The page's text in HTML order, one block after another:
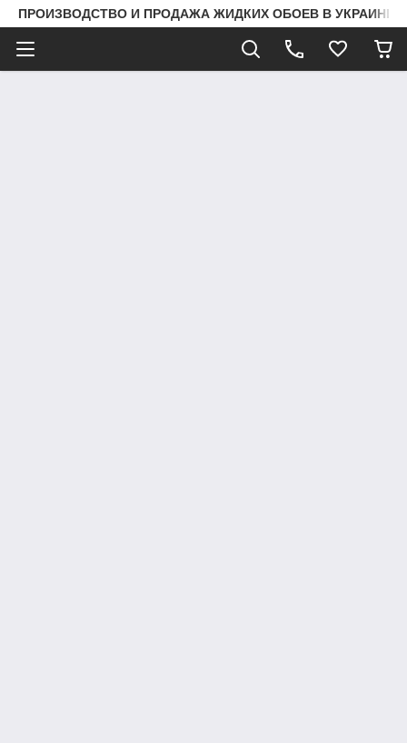
ПРОИЗВОДСТВО И ПРОДАЖА ЖИДКИХ ОБОЕВ В УКРАИНЕ